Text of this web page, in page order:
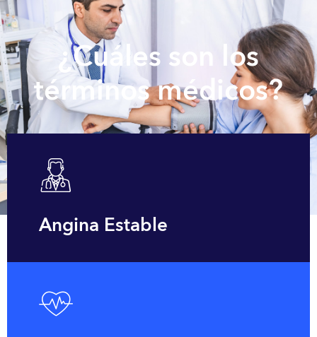
¿Cuáles son los
términos médicos?
Angina Estable